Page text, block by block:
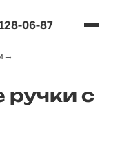
06-87
→
ручки с